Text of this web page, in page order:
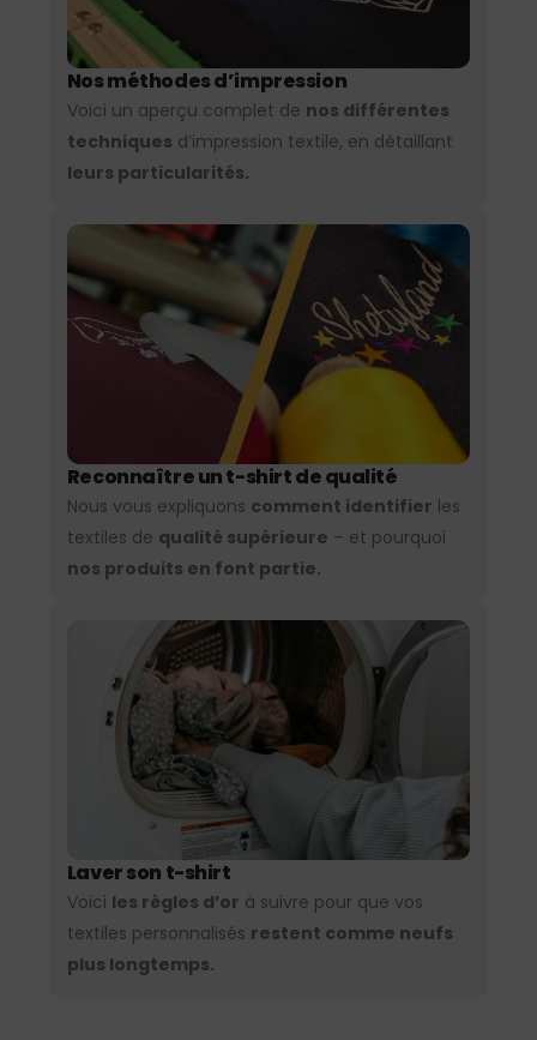
Nos méthodes d’impression
Voici un aperçu complet de nos différentes
techniques d’impression textile, en détaillant
leurs particularités.
Reconnaître un t-shirt de qualité
Nous vous expliquons comment identifier les
textiles de qualité supérieure – et pourquoi
nos produits en font partie.
Laver son t-shirt
Voici les règles d’or à suivre pour que vos
textiles personnalisés restent comme neufs
plus longtemps.